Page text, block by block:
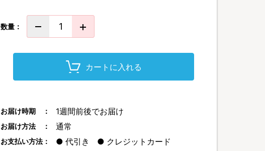
数量：
カートに入れる
お届け時期 ： 1週間前後でお届け
お届け方法 ： 通常
お支払い方法： 代引き
クレジットカード